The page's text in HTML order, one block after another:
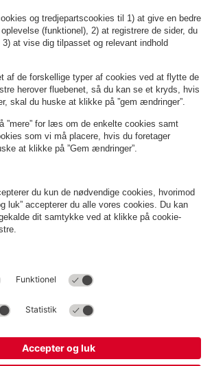
OmQ-Park
Erhverv
og politikker
Cookieindstillinger